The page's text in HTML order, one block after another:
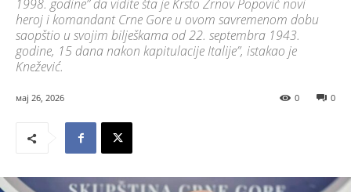
1998. godine” da vidite šta je Krsto Zrnov Popović novi
heroj i komandant Crne Gore u ovom savremenom dobu
saopštio u svojim bilješkama od 22. septembra 1943.
godine, 15 dana nakon kapitulacije Italije”, istakao je
Knežević.
мај 26, 2026 0
0